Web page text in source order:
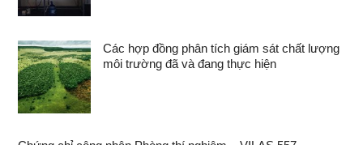
Các hợp đồng phân tích giám sát chất lượng
môi trường đã và đang thực hiện